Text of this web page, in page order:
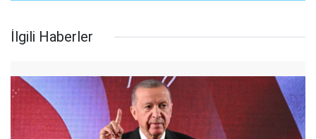
İlgili Haberler